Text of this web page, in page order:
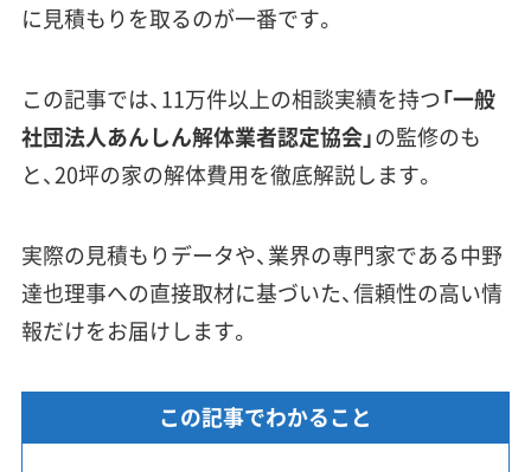
に見積もりを取るのが一番です。
この記事では、11万件以上の相談実績を持つ「一般
社団法人あんしん解体業者認定協会」の監修のも
と、20坪の家の解体費用を徹底解説します。
実際の見積もりデータや、業界の専門家である中野
達也理事への直接取材に基づいた、信頼性の高い情
報だけをお届けします。
この記事でわかること